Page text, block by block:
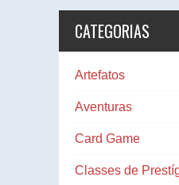
CATEGORIAS
Artefatos
Aventuras
Card Game
Classes de